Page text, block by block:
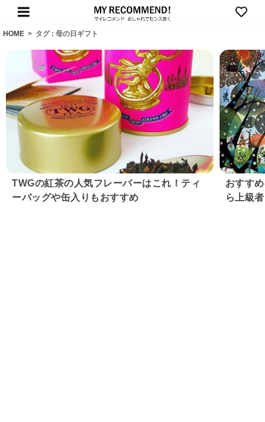
HOME > タグ : 母の日ギフト
TWGの紅茶の人気フレーバーはこれ！ティ
ーバッグや缶入りもおすすめ
おすす
ら上級